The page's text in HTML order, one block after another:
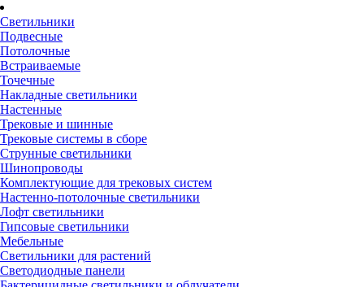
Светильники
Подвесные
Потолочные
Встраиваемые
Точечные
Накладные светильники
Настенные
Трековые и шинные
Трековые системы в сборе
Струнные светильники
Шинопроводы
Комплектующие для трековых систем
Настенно-потолочные светильники
Лофт светильники
Гипсовые светильники
Мебельные
Светильники для растений
Светодиодные панели